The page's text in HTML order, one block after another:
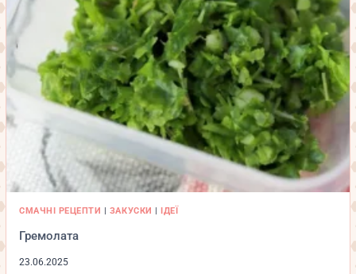
СМАЧНІ РЕЦЕПТИ | ЗАКУСКИ |ІДЕЇ
Гремолата
23.06.2025